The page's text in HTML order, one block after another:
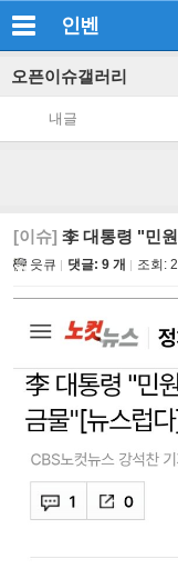
인벤
오픈이슈갤러리
내글
[이슈] 李 대통령 "민
읏큐 댓글: 9 개 조회: